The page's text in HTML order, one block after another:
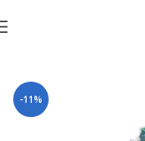
-11%